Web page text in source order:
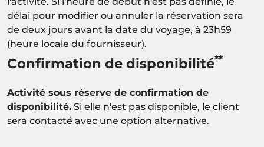
délai pour modifier ou annuler la réservation sera
de deux jours avant la date du voyage, à 23h59
(heure locale du fournisseur).
Confirmation de disponibilité**
Activité sous réserve de confirmation de
disponibilité. Si elle n'est pas disponible, le client
sera contacté avec une option alternative.